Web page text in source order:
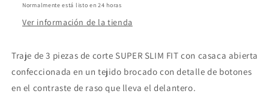
Normalmente está listo en 24 horas
Ver información de la tienda
Traje de 3 piezas de corte SUPER SLIM FIT con casaca abierta
confeccionada en un tejido brocado con detalle de botones
en el contraste de raso que lleva el delantero.